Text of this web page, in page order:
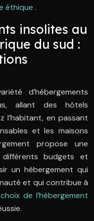
éthique .
insolites au
du sud :
d’hébergements
allant des hôtels
l’habitant, en passant
et les maisons
propose une
budgets et
un hébergement qui
et qui contribue à
choix de l’hébergement